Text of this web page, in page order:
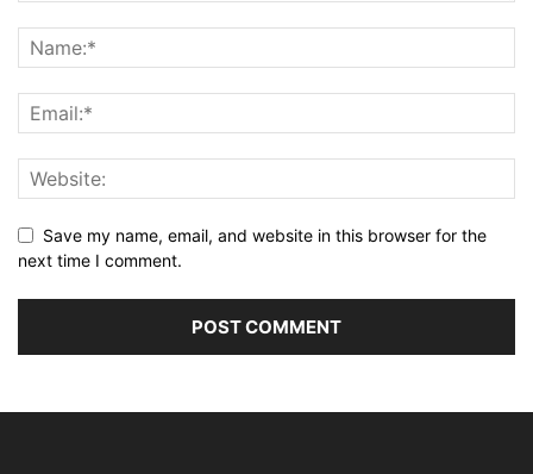
Save my name, email, and website in this browser for the
next time I comment.